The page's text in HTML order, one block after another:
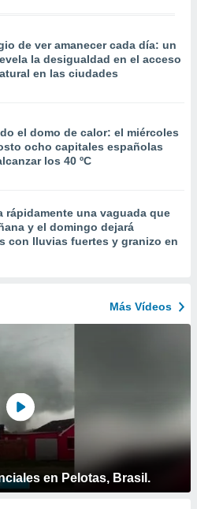
de ver amanecer cada día: un
la desigualdad en el acceso
en las ciudades
el domo de calor: el miércoles
ocho capitales españolas
los 40 ºC
rápidamente una vaguada que
y el domingo dejará
con lluvias fuertes y granizo en
Más Vídeos
en Pelotas, Brasil.